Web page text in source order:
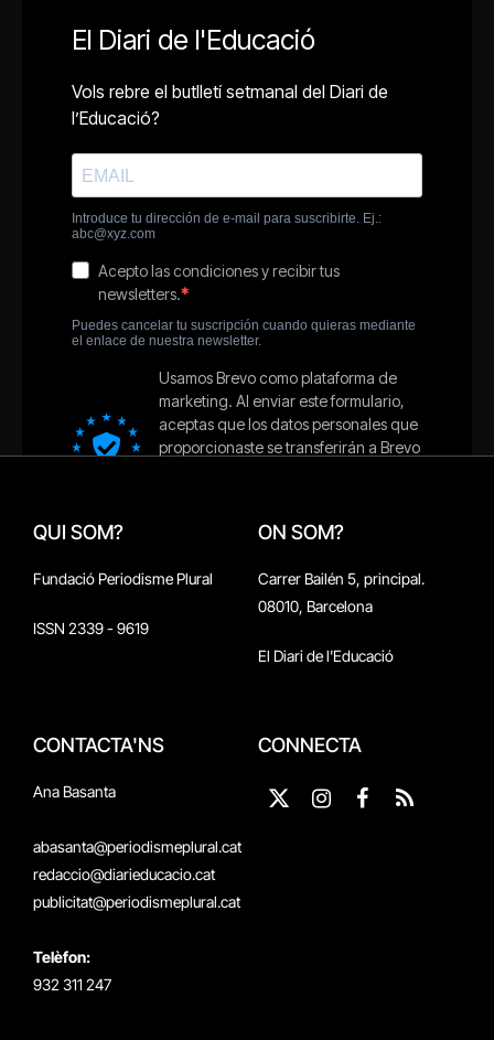
QUI SOM?
Fundació Periodisme Plural
ISSN 2339 - 9619
ON SOM?
Carrer Bailén 5, principal.
08010, Barcelona
El Diari de l'Educació
CONTACTA'NS
Ana Basanta
abasanta@periodismeplural.cat
redaccio@diarieducacio.cat
publicitat@periodismeplural.cat
Telèfon:
932 311 247
CONNECTA
X
Instagram
Facebook
RSS